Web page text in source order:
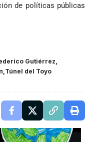
de políticas públicas
Gutiérrez
Túnel del Toyo